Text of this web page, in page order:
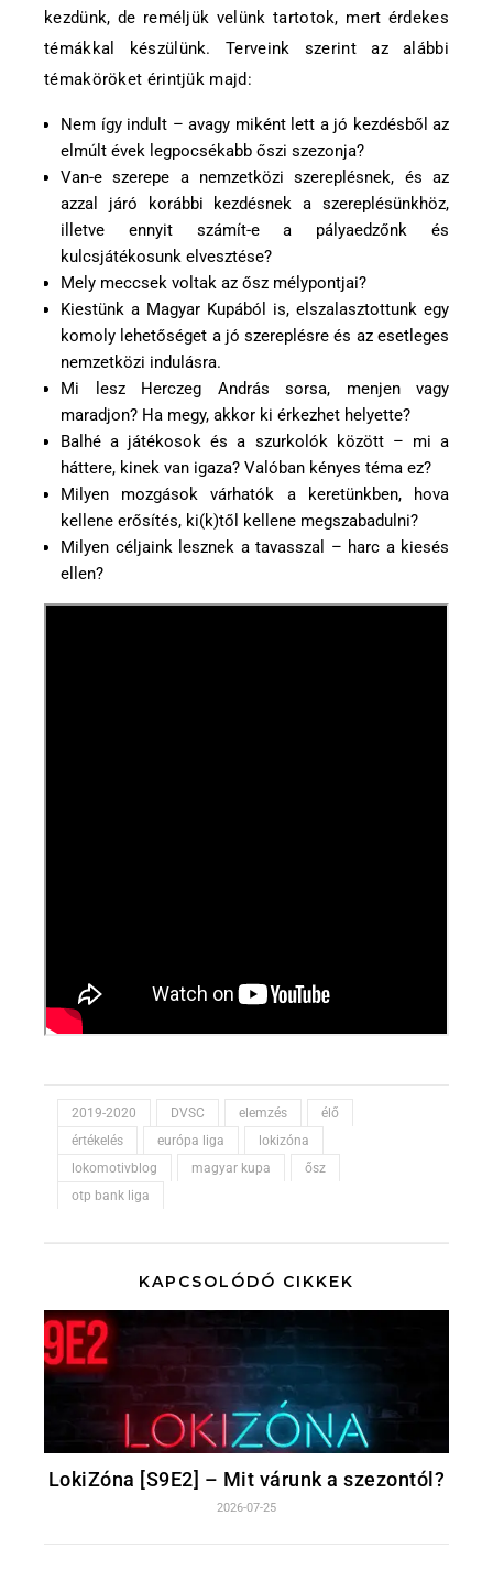
kezdünk, de reméljük velünk tartotok, mert érdekes
témákkal készülünk. Terveink szerint az alábbi
témaköröket érintjük majd:
Nem így indult – avagy miként lett a jó kezdésből az
elmúlt évek legpocsékabb őszi szezonja?
Van-e szerepe a nemzetközi szereplésnek, és az
azzal járó korábbi kezdésnek a szereplésünkhöz,
illetve ennyit számít-e a pályaedzőnk és
kulcsjátékosunk elvesztése?
Mely meccsek voltak az ősz mélypontjai?
Kiestünk a Magyar Kupából is, elszalasztottunk egy
komoly lehetőséget a jó szereplésre és az esetleges
nemzetközi indulásra.
Mi lesz Herczeg András sorsa, menjen vagy
maradjon? Ha megy, akkor ki érkezhet helyette?
Balhé a játékosok és a szurkolók között – mi a
háttere, kinek van igaza? Valóban kényes téma ez?
Milyen mozgások várhatók a keretünkben, hova
kellene erősítés, ki(k)től kellene megszabadulni?
Milyen céljaink lesznek a tavasszal – harc a kiesés
ellen?
2019-2020 DVSC elemzés
élő
értékelés
európa liga
lokizóna
lokomotivblog
magyar kupa
ősz
otp bank liga
KAPCSOLÓDÓ CIKKEK
LokiZóna [S9E2] – Mit várunk a szezontól?
2026-07-25